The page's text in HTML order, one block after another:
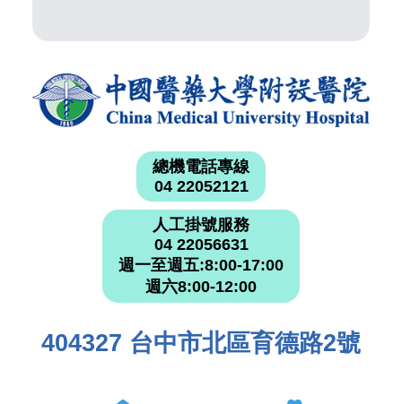
總機電話專線
04 22052121
人工掛號服務
04 22056631
週一至週五:8:00-17:00
週六8:00-12:00
404327 台中市北區育德路2號